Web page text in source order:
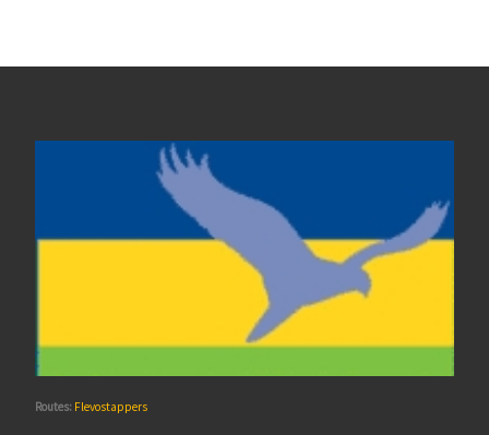
Routes: Flevostappers